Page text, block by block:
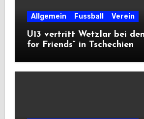
Allgemein Fussball Verein
U13 vertritt Wetzlar bei den
for Friends“ in Tschechien